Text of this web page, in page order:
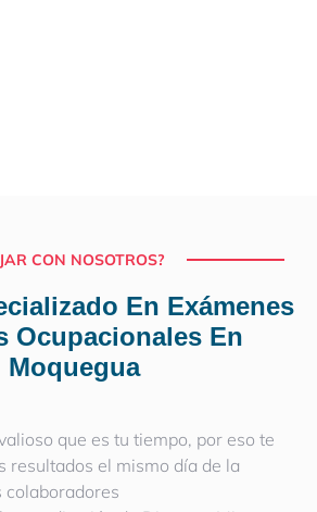
CON NOSOTROS?
En Exámenes
Ocupacionales En
Moquegua
que es tu tiempo, por eso te
resultados el mismo día de la
colaboradores